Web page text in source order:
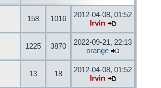
158 1016
2012-04-08, 01:52
Irvin
1225 3870
2022-09-21, 22:13
orange
13 18
2012-04-08, 01:52
Irvin